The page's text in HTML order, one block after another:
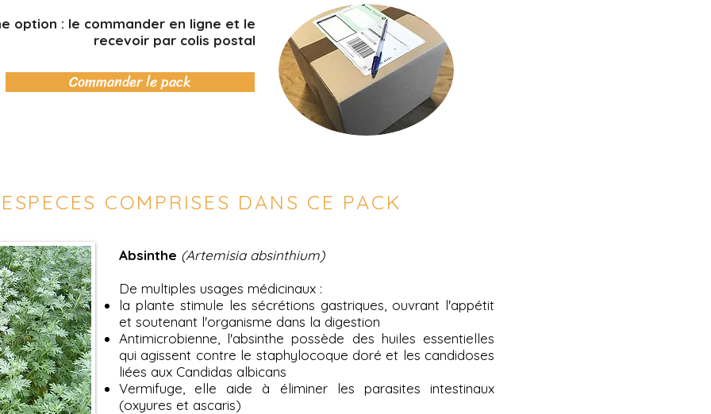
option : le commander en ligne et le
recevoir par colis postal
Commander le pack
COMPRISES DANS CE PACK
Absinthe (Artemisia absinthium)
De multiples usages médicinaux :
la plante stimule les sécrétions gastriques, ouvrant l'appétit
et soutenant l'organisme dans la digestion
Antimicrobienne, l'absinthe possède des huiles essentielles
qui agissent contre le staphylocoque doré et les candidoses
liées aux Candidas albicans
Vermifuge, elle aide à éliminer les parasites intestinaux
(oxyures et ascaris)